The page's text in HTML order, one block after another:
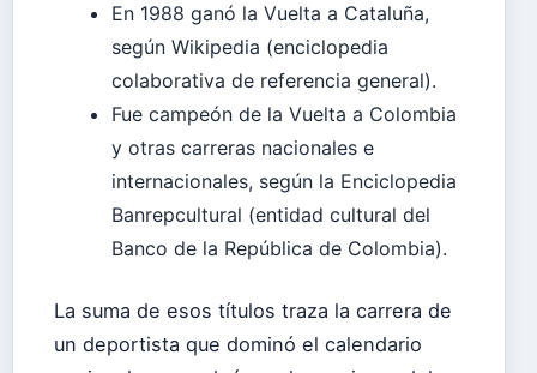
En 1988 ganó la Vuelta a Cataluña,
según Wikipedia (enciclopedia
colaborativa de referencia general).
Fue campeón de la Vuelta a Colombia
y otras carreras nacionales e
internacionales, según la Enciclopedia
Banrepcultural (entidad cultural del
Banco de la República de Colombia).
La suma de esos títulos traza la carrera de
un deportista que dominó el calendario